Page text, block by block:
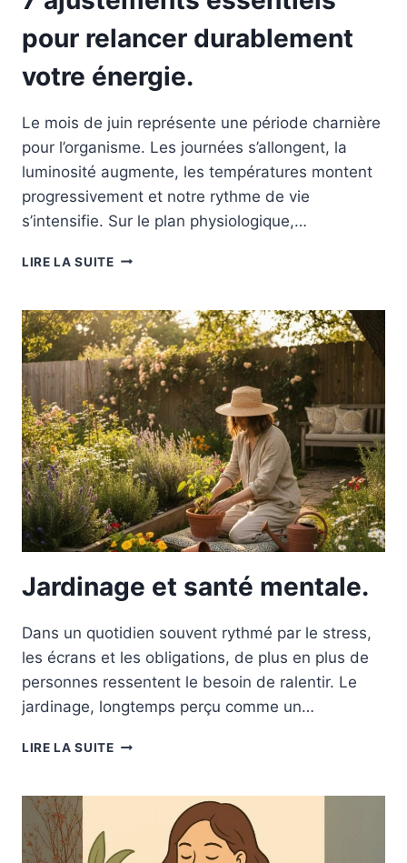
pour relancer durablement
votre énergie.
Le mois de juin représente une période charnière
pour l’organisme. Les journées s’allongent, la
luminosité augmente, les températures montent
progressivement et notre rythme de vie
s’intensifie. Sur le plan physiologique,…
LIRE LA SUITE7
POUR
RELANCER
DURABLEMENT
VOTRE
ÉNERGIE.
Jardinage et santé mentale.
Dans un quotidien souvent rythmé par le stress,
les écrans et les obligations, de plus en plus de
personnes ressentent le besoin de ralentir. Le
jardinage, longtemps perçu comme un…
LIRE LA SUITEJARDINAGE
MENTALE.